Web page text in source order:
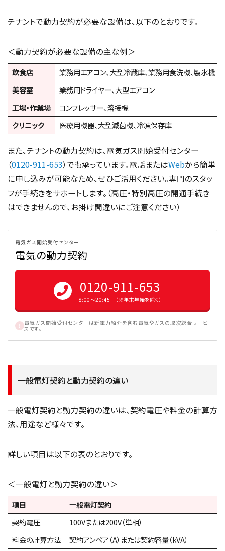
テナントで動力契約が必要な設備は、以下のとおりです。
＜動力契約が必要な設備の主な例＞
飲食店
業務用エアコン、大型冷蔵庫、業務用食洗機、製氷機
美容室
業務用ドライヤー、大型エアコン
工場・作業場
コンプレッサー、溶接機
クリニック
医療用機器、大型滅菌機、冷凍保存庫
また、テナントの動力契約は、電気ガス開始受付センター
（0120-911-653）でも承っています。電話またはWebから簡単
に申し込みが可能なため、ぜひご活用ください。専門のスタッ
フが手続きをサポートします。（高圧・特別高圧の開通手続き
はできませんので、お掛け間違いにご注意ください）
電気ガス開始受付センター
電気の動力契約
0120-911-653
8:00〜20:45 （※年末年始を除く）
電気ガス開始受付センターは新電力紹介を含む電気やガスの取次総合サービ
スです。
一般電灯契約と動力契約の違い
一般電灯契約と動力契約の違いは、契約電圧や料金の計算方
法、用途など様々です。
詳しい項目は以下の表のとおりです。
＜一般電灯と動力契約の違い＞
項目
一般電灯契約
契約電圧
100Vまたは200V（単相）
料金の計算方法
契約アンペア（A）または契約容量（kVA）